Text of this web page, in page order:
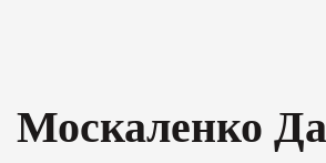
Москаленко